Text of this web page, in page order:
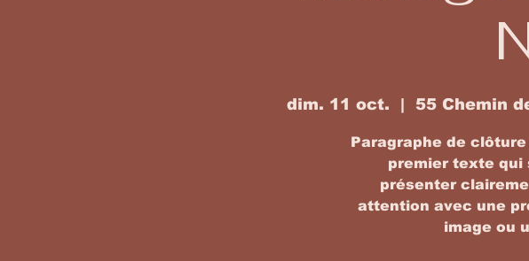
dim. 11 oct. 55 Chemin
Paragraphe de
premier texte qui
présenter
attention avec une
image ou